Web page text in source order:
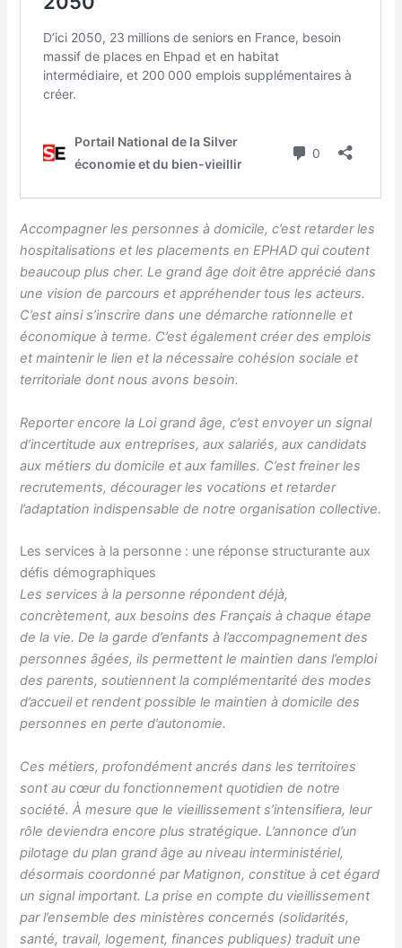
Accompagner les personnes à domicile, c’est retarder les
hospitalisations et les placements en EPHAD qui coutent
beaucoup plus cher. Le grand âge doit être apprécié dans
une vision de parcours et appréhender tous les acteurs.
C’est ainsi s’inscrire dans une démarche rationnelle et
économique à terme. C’est également créer des emplois
et maintenir le lien et la nécessaire cohésion sociale et
territoriale dont nous avons besoin.
Reporter encore la Loi grand âge, c’est envoyer un signal
d’incertitude aux entreprises, aux salariés, aux candidats
aux métiers du domicile et aux familles. C’est freiner les
recrutements, décourager les vocations et retarder
l’adaptation indispensable de notre organisation collective.
Les services à la personne : une réponse structurante aux
défis démographiques
Les services à la personne répondent déjà,
concrètement, aux besoins des Français à chaque étape
de la vie. De la garde d’enfants à l’accompagnement des
personnes âgées, ils permettent le maintien dans l’emploi
des parents, soutiennent la complémentarité des modes
d’accueil et rendent possible le maintien à domicile des
personnes en perte d’autonomie.
Ces métiers, profondément ancrés dans les territoires
sont au cœur du fonctionnement quotidien de notre
société. À mesure que le vieillissement s’intensifiera, leur
rôle deviendra encore plus stratégique. L’annonce d’un
pilotage du plan grand âge au niveau interministériel,
désormais coordonné par Matignon, constitue à cet égard
un signal important. La prise en compte du vieillissement
par l’ensemble des ministères concernés (solidarités,
santé, travail, logement, finances publiques) traduit une